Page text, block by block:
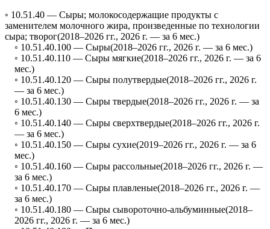
◦ 10.51.40 — Сыры; молокосодержащие продукты с
заменителем молочного жира, произведенные по технологии
сыра; творог(2018–2026 гг., 2026 г. — за 6 мес.)
◦ 10.51.40.100 — Сыры(2018–2026 гг., 2026 г. — за 6 мес.)
◦ 10.51.40.110 — Сыры мягкие(2018–2026 гг., 2026 г. — за 6
мес.)
◦ 10.51.40.120 — Сыры полутвердые(2018–2026 гг., 2026 г.
— за 6 мес.)
◦ 10.51.40.130 — Сыры твердые(2018–2026 гг., 2026 г. — за
6 мес.)
◦ 10.51.40.140 — Сыры сверхтвердые(2018–2026 гг., 2026 г.
— за 6 мес.)
◦ 10.51.40.150 — Сыры сухие(2019–2026 гг., 2026 г. — за 6
мес.)
◦ 10.51.40.160 — Сыры рассольные(2018–2026 гг., 2026 г. —
за 6 мес.)
◦ 10.51.40.170 — Сыры плавленые(2018–2026 гг., 2026 г. —
за 6 мес.)
◦ 10.51.40.180 — Сыры сывороточно-альбуминные(2018–
2026 гг., 2026 г. — за 6 мес.)